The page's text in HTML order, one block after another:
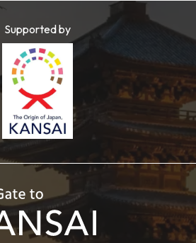
Supported by